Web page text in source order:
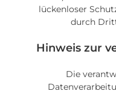
lückenloser
durch
Hinweis zur
Die